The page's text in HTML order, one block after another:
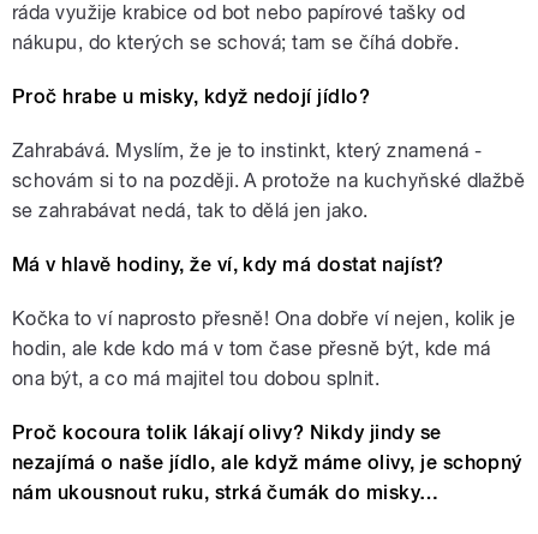
ráda využije krabice od bot nebo papírové tašky od
nákupu, do kterých se schová; tam se číhá dobře.
Proč hrabe u misky, když nedojí jídlo?
Zahrabává. Myslím, že je to instinkt, který znamená -
schovám si to na později. A protože na kuchyňské dlažbě
se zahrabávat nedá, tak to dělá jen jako.
Má v hlavě hodiny, že ví, kdy má dostat najíst?
Kočka to ví naprosto přesně! Ona dobře ví nejen, kolik je
hodin, ale kde kdo má v tom čase přesně být, kde má
ona být, a co má majitel tou dobou splnit.
Proč kocoura tolik lákají olivy? Nikdy jindy se
nezajímá o naše jídlo, ale když máme olivy, je schopný
nám ukousnout ruku, strká čumák do misky…